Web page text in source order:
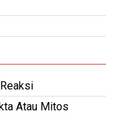
Atau Mitos